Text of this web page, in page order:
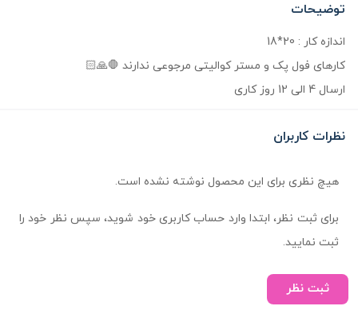
توضیحات
اندازه کار : 20*18
کارهای فول پک و مستر کوالیتی مرجوعی ندارند 🛑🙏🏻
ارسال 4 الی 12 روز کاری
نظرات کاربران
هیچ نظری برای این محصول نوشته نشده است.
برای ثبت نظر، ابتدا وارد حساب کاربری خود شوید، سپس نظر خود را
ثبت نمایید.
ثبت نظر